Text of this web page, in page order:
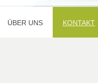
ÜBER UNS KONTAKT